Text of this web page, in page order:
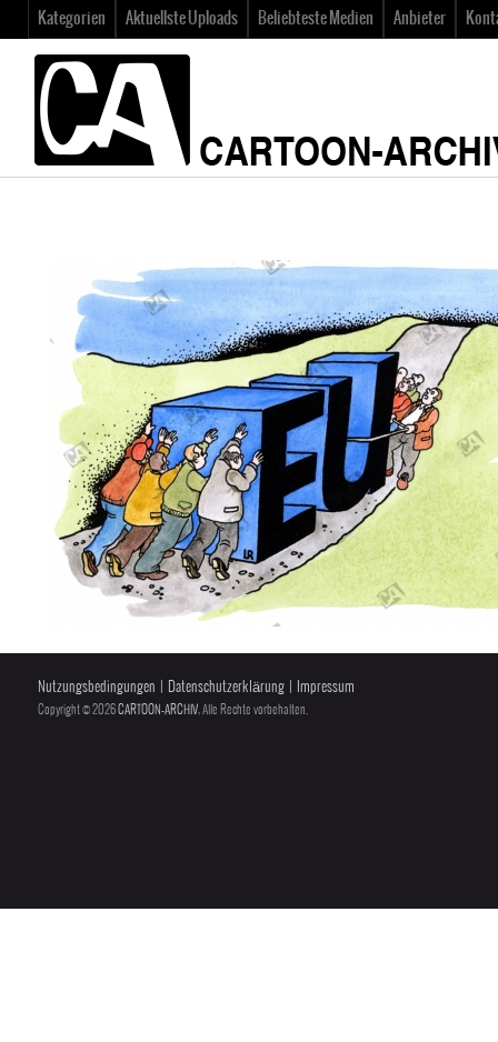
Kategorien Aktuellste Uploads Beliebteste Medien Anbieter
Nutzungsbedingungen Datenschutzerklärung Impressum
Copyright © 2026CARTOON-ARCHIV, Alle Rechte vorbehalten.